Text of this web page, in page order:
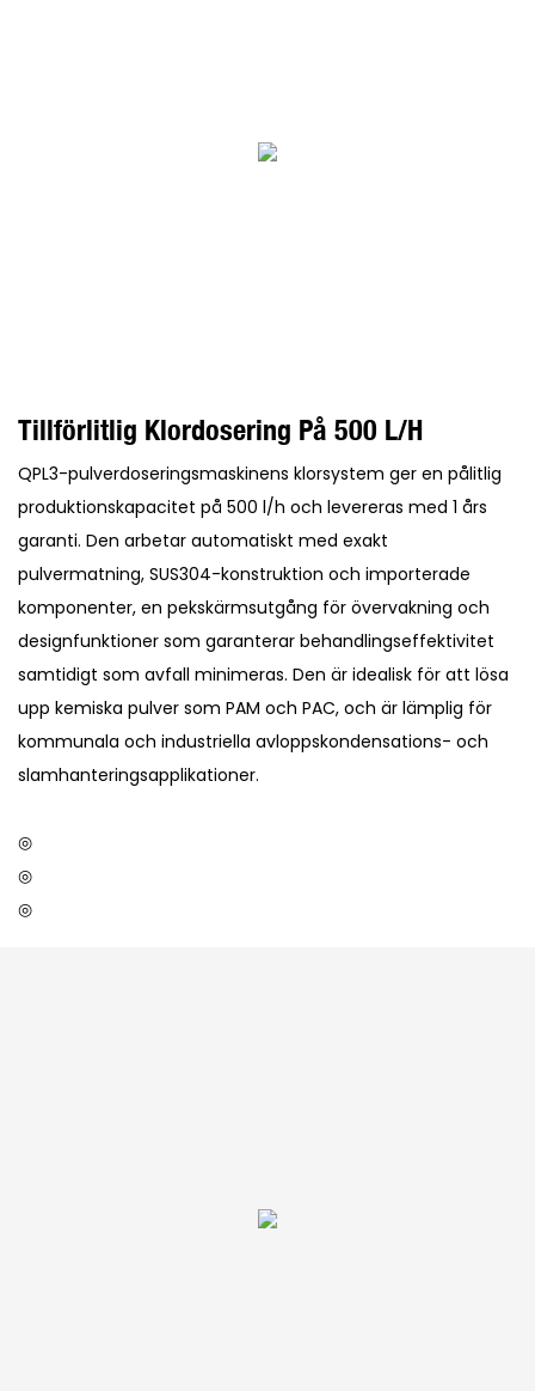
Tillförlitlig Klordosering På 500 L/h
QPL3-pulverdoseringsmaskinens klorsystem ger en pålitlig
produktionskapacitet på 500 l/h och levereras med 1 års
garanti. Den arbetar automatiskt med exakt
pulvermatning, SUS304-konstruktion och importerade
komponenter, en pekskärmsutgång för övervakning och
designfunktioner som garanterar behandlingseffektivitet
samtidigt som avfall minimeras. Den är idealisk för att lösa
upp kemiska pulver som PAM och PAC, och är lämplig för
kommunala och industriella avloppskondensations- och
slamhanteringsapplikationer.
◎
◎
◎